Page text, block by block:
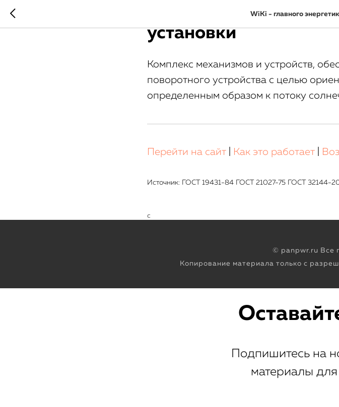
WiKi - главного
Система слежения
установки
Комплекс механизмов и устройств,
поворотного устройства с целью
определенным образом к потоку
Перейти на сайт Как это работает
Источник: ГОСТ 19431-84 ГОСТ 21027-75 ГОСТ
С
© panpwr.ru Все
Копирование материала только с
Подпишитесь на
материалы